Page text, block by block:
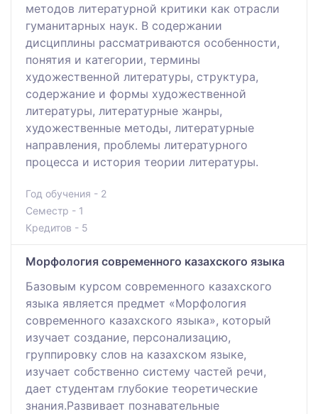
методов литературной критики как отрасли
гуманитарных наук. В содержании
дисциплины рассматриваются особенности,
понятия и категории, термины
художественной литературы, структура,
содержание и формы художественной
литературы, литературные жанры,
художественные методы, литературные
направления, проблемы литературного
процесса и история теории литературы.
Год обучения - 2
Семестр - 1
Кредитов - 5
Морфология современного казахского языка
Базовым курсом современного казахского
языка является предмет «Морфология
современного казахского языка», который
изучает создание, персонализацию,
группировку слов на казахском языке,
изучает собственно систему частей речи,
дает студентам глубокие теоретические
знания.Развивает познавательные